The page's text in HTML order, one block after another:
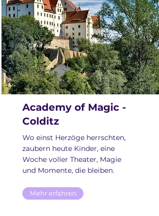
Academy of Magic -
Colditz
Wo einst Herzöge herrschten,
zaubern heute Kinder, eine
Woche voller Theater, Magie
und Momente, die bleiben.
Mehr erfahren